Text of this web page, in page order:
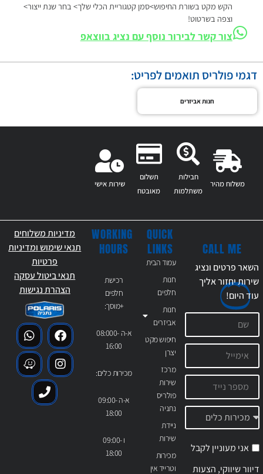
הקש מקט בשורת החיפוש>סמן קטגוריית הכלי שלך> בחר שנת ייצור>
וצפה בשרטוט!
צור קשר לבירור נוסף עם נציג בווצאפ
דגמי פולריס תואמים לפריט:
חנות אביזרים
משלוח מהיר
חבילות
משתלמות
תשלום
מאובטח
שירות אישי
QUICK
LINKS
עמוד הבית
חנות
חלפים
חנות
אביזרים
חיפוש מקט
יצרן
מרכז
שירות
פולריס
נתניה
ניידת
שירות
מכירות
וטרייד אין
WORKING
HOURS
רכישת
חלפים
+מוסך:
א-ה 08:000-
16:00
מכירות כלים:
א-ה 09:00-
18:00
ו 09:00-
18:00
CALL ME
השאר פרטים ונציג
שירות יחזור אליך
עודהיום!
אני מעוניין לקבל
דיוור שיווקי, הצעות
מדיניות משלוחים
תנאי שימוש ומדיניות
פרטיות
תנאי ביטול עסקה
הצהרת נגישות